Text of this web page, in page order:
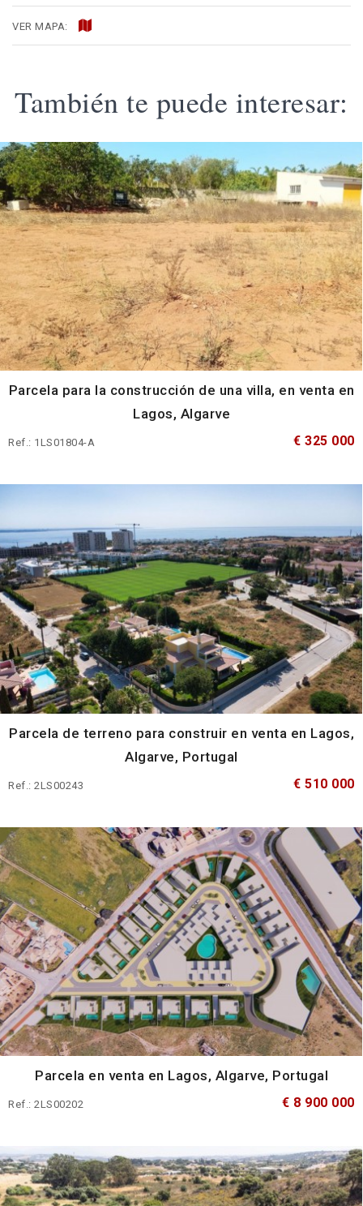
VER MAPA:
También te puede interesar:
Parcela para la construcción de una villa, en venta en
Lagos, Algarve
Ref.: 1LS01804-A € 325 000
Parcela de terreno para construir en venta en Lagos,
Algarve, Portugal
Ref.: 2LS00243 € 510 000
Parcela en venta en Lagos, Algarve, Portugal
Ref.: 2LS00202 € 8 900 000